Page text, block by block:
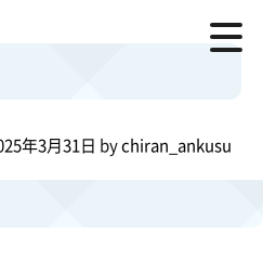
年3月31日 bychiran_ankusu
協